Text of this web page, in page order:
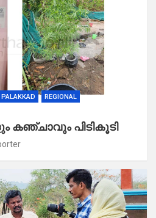
PALAKKAD REGIONAL
കഞ്ചാവും പിടികൂടി